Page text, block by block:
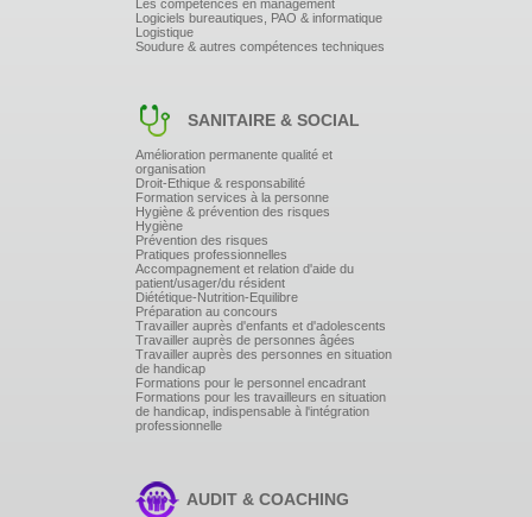
Les compétences en management
Logiciels bureautiques, PAO & informatique
Logistique
Soudure & autres compétences techniques
SANITAIRE & SOCIAL
Amélioration permanente qualité et
organisation
Droit-Ethique & responsabilité
Formation services à la personne
Hygiène & prévention des risques
Hygiène
Prévention des risques
Pratiques professionnelles
Accompagnement et relation d'aide du
patient/usager/du résident
Diététique-Nutrition-Equilibre
Préparation au concours
Travailler auprès d'enfants et d'adolescents
Travailler auprès de personnes âgées
Travailler auprès des personnes en situation
de handicap
Formations pour le personnel encadrant
Formations pour les travailleurs en situation
de handicap, indispensable à l'intégration
professionnelle
AUDIT & COACHING